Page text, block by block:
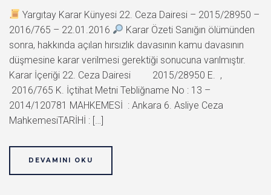
Yargıtay Karar Künyesi 22. Ceza Dairesi – 2015/28950 –
2016/765 – 22.01.2016
Karar Özeti Sanığın ölümünden
sonra, hakkında açılan hırsızlık davasının kamu davasının
düşmesine karar verilmesi gerektiği sonucuna varılmıştır.
Karar İçeriği 22. Ceza Dairesi 2015/28950 E. ,
2016/765 K. İçtihat Metni Tebliğname No : 13 –
2014/120781 MAHKEMESİ : Ankara 6. Asliye Ceza
MahkemesiTARİHİ : […]
DEVAMINI OKU